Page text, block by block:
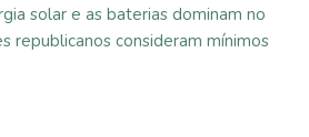
solar e as baterias dominam no
republicanos consideram mínimos